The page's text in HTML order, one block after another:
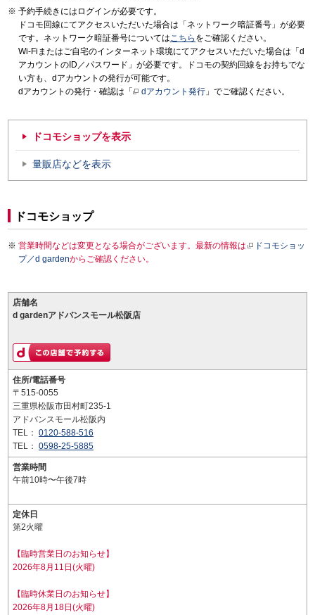
予約手続きにはログインが必要です。
ドコモ回線にてアクセスいただいた場合は「ネットワーク暗証番号」が必要
です。ネットワーク暗証番号についてはこちら をご確認ください。
Wi-Fiまたはご自宅のインターネット環境にてアクセスいただいた場合は「d
アカウントのID／パスワード」が必要です。ドコモの契約回線をお持ちでな
い方も、dアカウントの発行が可能です。
dアカウントの発行・確認は「
dアカウント発行 」でご確認ください。
ドコモショップを表示
量販店などを表示
ドコモショップ
営業時間などは変更となる場合がございます。最新の情報は
ドコモショッ
プ／d gardenからご確認ください。
店舗名
d gardenアドバンスモール松阪店
住所/電話番号
〒515-0055
三重県松阪市田村町235-1
アドバンスモール松阪内
TEL： 0120-588-516
TEL： 0598-25-5885
営業時間
午前10時〜午後7時
定休日
第2火曜
【臨時営業日のお知らせ】
2026年8月11日(火曜)
【臨時休業日のお知らせ】
2026年8月18日(火曜)